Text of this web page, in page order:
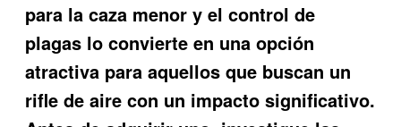
para la caza menor y el control de
plagas lo convierte en una opción
atractiva para aquellos que buscan un
rifle de aire con un impacto significativo.